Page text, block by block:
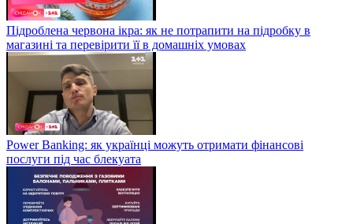
Підроблена червона ікра: як не потрапити на підробку в
магазині та перевірити її в домашніх умовах
Power Banking: як українці можуть отримати фінансові
послуги під час блекуата